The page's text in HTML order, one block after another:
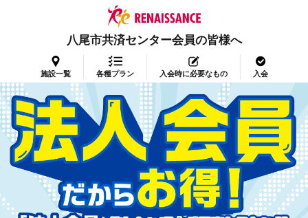
八尾市共済センター会員の皆様へ
施設一覧 各種プラン 入会時に必要なもの 入会